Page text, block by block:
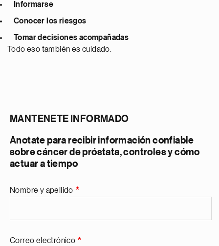
Informarse
Conocer los riesgos
Tomar decisiones acompañadas
Todo eso también es cuidado.
MANTENETE INFORMADO
Anotate para recibir información confiable
sobre cáncer de próstata, controles y cómo
actuar a tiempo
Nombre y apellido
Correo electrónico